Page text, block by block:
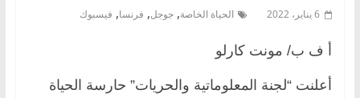
6 يناير، 2022 الحياة الخاصة, جوجل, فرنسا, فيسبوك
أ ف ب/ مونت كارلو
أعلنت “لجنة المعلوماتية والحريات” حارسة الحياة